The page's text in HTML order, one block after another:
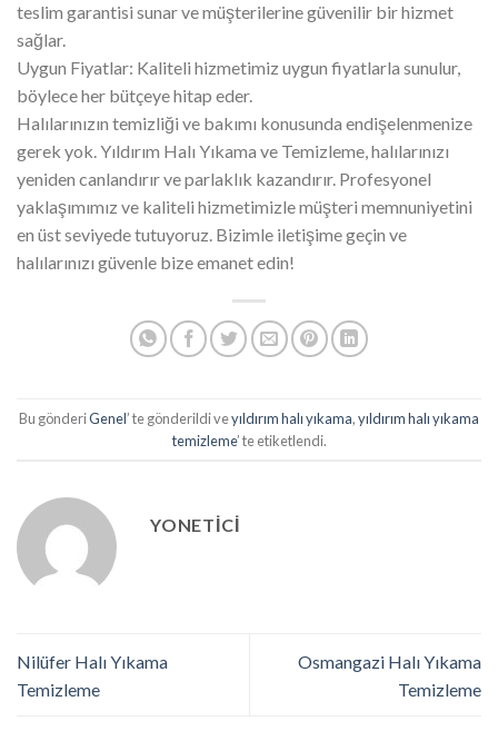
teslim garantisi sunar ve müşterilerine güvenilir bir hizmet
sağlar.
Uygun Fiyatlar: Kaliteli hizmetimiz uygun fiyatlarla sunulur,
böylece her bütçeye hitap eder.
Halılarınızın temizliği ve bakımı konusunda endişelenmenize
gerek yok. Yıldırım Halı Yıkama ve Temizleme, halılarınızı
yeniden canlandırır ve parlaklık kazandırır. Profesyonel
yaklaşımımız ve kaliteli hizmetimizle müşteri memnuniyetini
en üst seviyede tutuyoruz. Bizimle iletişime geçin ve
halılarınızı güvenle bize emanet edin!
Bu gönderiGenel’ te gönderildi veyıldırım halı yıkama,yıldırım halı yıkama
temizleme’ te etiketlendi.
YONETICI
Nilüfer Halı Yıkama
Temizleme
Osmangazi Halı Yıkama
Temizleme